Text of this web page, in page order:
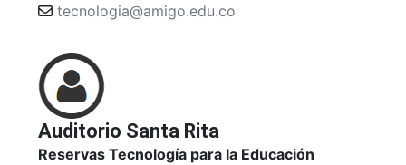
tecnologia@amigo.edu.co
Auditorio Santa Rita
Reservas Tecnología para la Educación